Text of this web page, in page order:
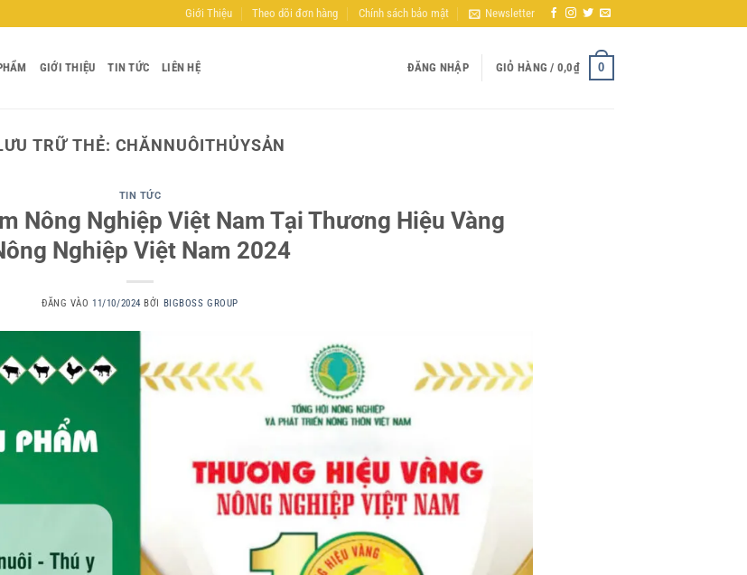
Giới Thiệu Theo dõi đơn hàng Chính sách bảo mật Newsletter
GIỚI THIỆU TIN TỨC LIÊN HỆ ĐĂNG NHẬP GIỎ HÀNG / 0,0₫ 0
TRỮ THẺ: CHĂNNUÔITHỦYSẢN
TIN TỨC
Nông Nghiệp Việt Nam Tại Thương Hiệu Vàng
Nghiệp Việt Nam 2024
ĐĂNG VÀO11/10/2024 BỞI BIGBOSS GROUP